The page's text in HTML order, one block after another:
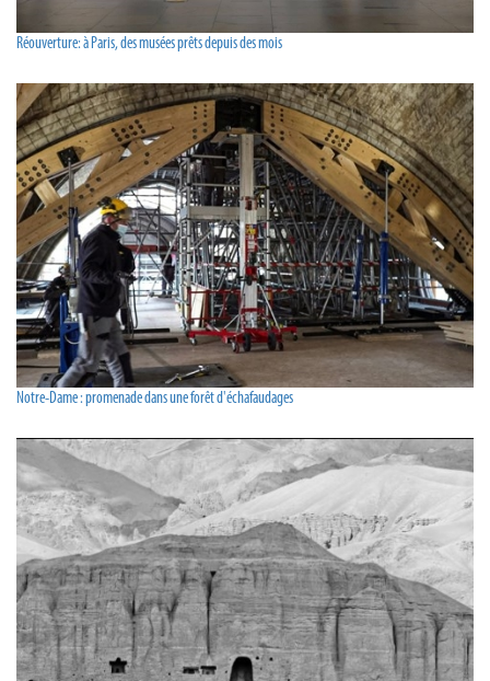
Réouverture: à Paris, des musées prêts depuis des mois
Notre-Dame : promenade dans une forêt d'échafaudages